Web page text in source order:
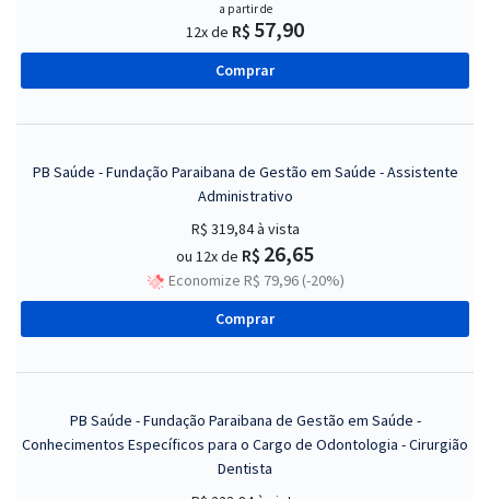
a partir de
12x de R$ 57,90
Comprar
PB Saúde - Fundação Paraibana de Gestão em Saúde - Assistente
Administrativo
R$ 319,84à vista
ou 12x de R$ 26,65
Economize R$ 79,96 (-20%)
Comprar
PB Saúde - Fundação Paraibana de Gestão em Saúde -
Conhecimentos Específicos para o Cargo de Odontologia - Cirurgião
Dentista